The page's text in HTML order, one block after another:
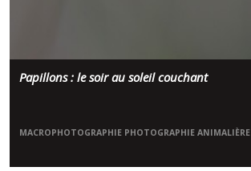
Papillons : le soir au soleil couchant
MACROPHOTOGRAPHIE PHOTOGRAPHIE ANIMALIÈRE